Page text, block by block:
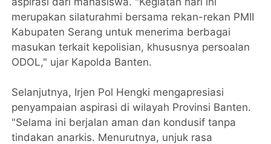
merupakan silaturahmi bersama rekan-rekan PMII
Kabupaten Serang untuk menerima berbagai
masukan terkait kepolisian, khususnya persoalan
ODOL," ujar Kapolda Banten.
Selanjutnya, Irjen Pol Hengki mengapresiasi
penyampaian aspirasi di wilayah Provinsi Banten.
"Selama ini berjalan aman dan kondusif tanpa
tindakan anarkis. Menurutnya, unjuk rasa